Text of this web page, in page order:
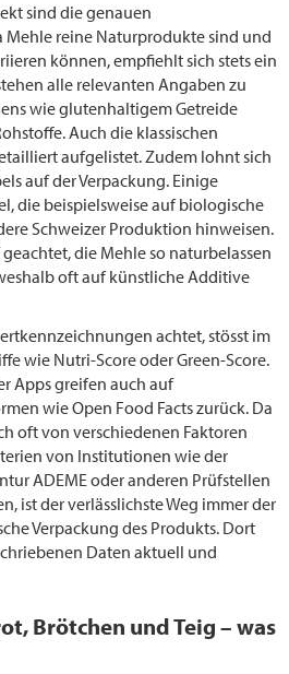
sind die genauen
reine Naturprodukte sind und
können, empfiehlt sich stets ein
alle relevanten Angaben zu
wie glutenhaltigem Getreide
Auch die klassischen
aufgelistet. Zudem lohnt sich
auf der Verpackung. Einige
die beispielsweise auf biologische
Schweizer Produktion hinweisen.
die Mehle so naturbelassen
oft auf künstliche Additive
achtet, stösst im
wie Nutri-Score oder Green-Score.
Apps greifen auch auf
wie Open Food Facts zurück. Da
oft von verschiedenen Faktoren
von Institutionen wie der
ADEME oder anderen Prüfstellen
ist der verlässlichste Weg immer der
Verpackung des Produkts. Dort
Daten aktuell und
Brötchen und Teig – was